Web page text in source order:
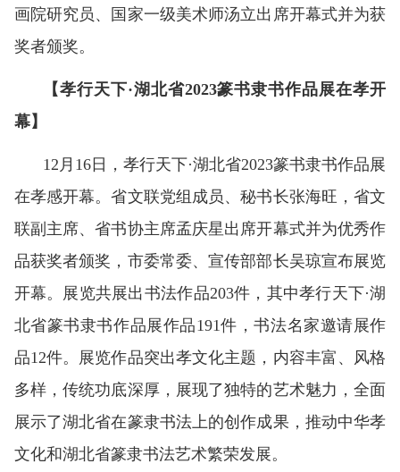
画院研究员、国家一级美术师汤立出席开幕式并为获
奖者颁奖。
【孝行天下·湖北省2023篆书隶书作品展在孝开
幕】
12月16日，孝行天下·湖北省2023篆书隶书作品展
在孝感开幕。省文联党组成员、秘书长张海旺，省文
联副主席、省书协主席孟庆星出席开幕式并为优秀作
品获奖者颁奖，市委常委、宣传部部长吴琼宣布展览
开幕。展览共展出书法作品203件，其中孝行天下·湖
北省篆书隶书作品展作品191件，书法名家邀请展作
品12件。展览作品突出孝文化主题，内容丰富、风格
多样，传统功底深厚，展现了独特的艺术魅力，全面
展示了湖北省在篆隶书法上的创作成果，推动中华孝
文化和湖北省篆隶书法艺术繁荣发展。